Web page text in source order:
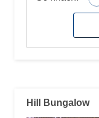
Hill Bungalow